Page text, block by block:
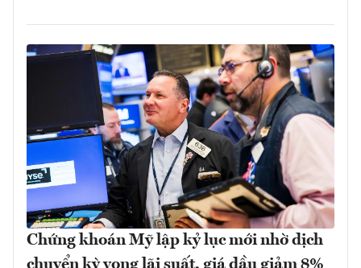
Chứng khoán Mỹ lập kỷ lục mới nhờ dịch